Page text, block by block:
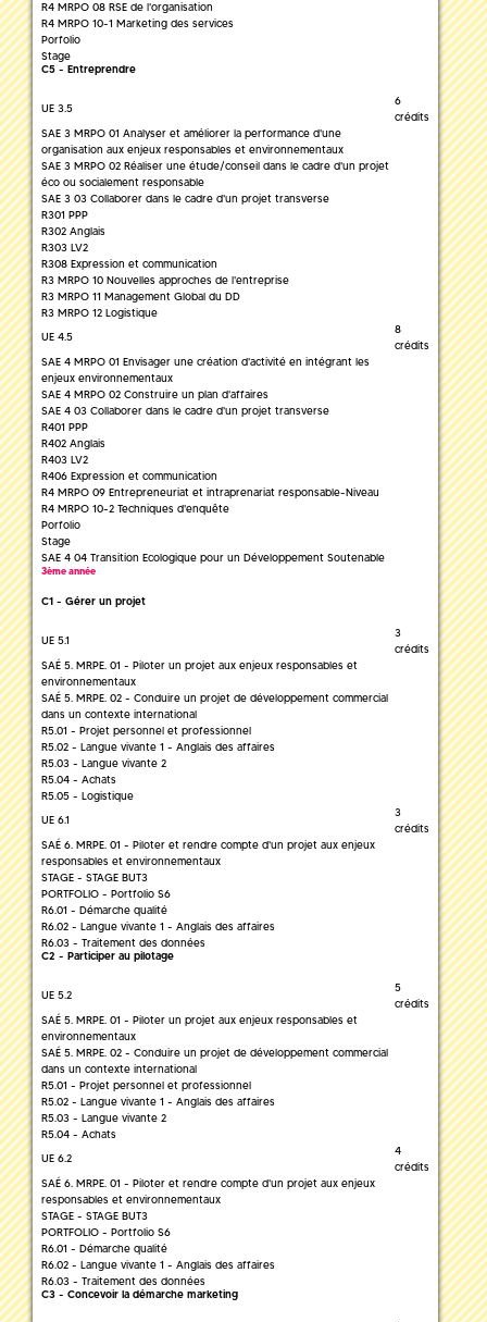
R4 MRPO 08 RSE de l'organisation
R4 MRPO 10-1 Marketing des services
Porfolio
Stage
C5 - Entreprendre
UE 3.5
6
crédits
SAE 3 MRPO 01 Analyser et améliorer la performance d'une
organisation aux enjeux responsables et environnementaux
SAE 3 MRPO 02 Réaliser une étude/conseil dans le cadre d'un projet
éco ou socialement responsable
SAE 3 03 Collaborer dans le cadre d'un projet transverse
R301 PPP
R302 Anglais
R303 LV2
R308 Expression et communication
R3 MRPO 10 Nouvelles approches de l'entreprise
R3 MRPO 11 Management Global du DD
R3 MRPO 12 Logistique
UE 4.5
8
crédits
SAE 4 MRPO 01 Envisager une création d'activité en intégrant les
enjeux environnementaux
SAE 4 MRPO 02 Construire un plan d'affaires
SAE 4 03 Collaborer dans le cadre d'un projet transverse
R401 PPP
R402 Anglais
R403 LV2
R406 Expression et communication
R4 MRPO 09 Entrepreneuriat et intraprenariat responsable-Niveau
R4 MRPO 10-2 Techniques d'enquête
Porfolio
Stage
SAE 4 04 Transition Ecologique pour un Développement Soutenable
3ème année
C1 - Gérer un projet
UE 5.1
3
crédits
SAÉ 5. MRPE. 01 - Piloter un projet aux enjeux responsables et
environnementaux
SAÉ 5. MRPE. 02 - Conduire un projet de développement commercial
dans un contexte international
R5.01 - Projet personnel et professionnel
R5.02 - Langue vivante 1 - Anglais des affaires
R5.03 - Langue vivante 2
R5.04 - Achats
R5.05 - Logistique
UE 6.1
3
crédits
SAÉ 6. MRPE. 01 - Piloter et rendre compte d'un projet aux enjeux
responsables et environnementaux
STAGE - STAGE BUT3
PORTFOLIO - Portfolio S6
R6.01 - Démarche qualité
R6.02 - Langue vivante 1 - Anglais des affaires
R6.03 - Traitement des données
C2 - Participer au pilotage
UE 5.2
5
crédits
SAÉ 5. MRPE. 01 - Piloter un projet aux enjeux responsables et
environnementaux
SAÉ 5. MRPE. 02 - Conduire un projet de développement commercial
dans un contexte international
R5.01 - Projet personnel et professionnel
R5.02 - Langue vivante 1 - Anglais des affaires
R5.03 - Langue vivante 2
R5.04 - Achats
UE 6.2
4
crédits
SAÉ 6. MRPE. 01 - Piloter et rendre compte d'un projet aux enjeux
responsables et environnementaux
STAGE - STAGE BUT3
PORTFOLIO - Portfolio S6
R6.01 - Démarche qualité
R6.02 - Langue vivante 1 - Anglais des affaires
R6.03 - Traitement des données
C3 - Concevoir la démarche marketing